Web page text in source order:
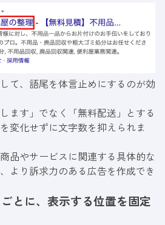
て、語尾を体言止めにするのが効
ます」でなく「無料配送」とする
変化せずに文字数を抑えられま
品やサービスに関連する具体的な
より訴求力のある広告を作成でき
とに、表示する位置を固定